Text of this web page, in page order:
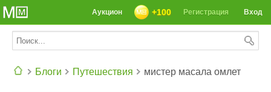
Вход
Регистрация
+100
Аукцион
Блоги Путешествия мистер масала омлет